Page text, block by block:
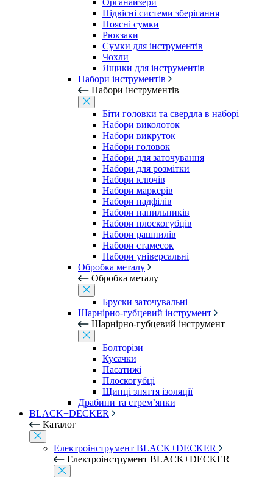
Органайзери
Підвісні системи зберігання
Поясні сумки
Рюкзаки
Сумки для інструментів
Чохли
Ящики для інструментів
Набори інструментів
Набори інструментів
Біти головки та свердла в наборі
Набори виколоток
Набори викруток
Набори головок
Набори для заточування
Набори для розмітки
Набори ключів
Набори маркерів
Набори надфілів
Набори напильників
Набори плоскогубців
Набори рашпилів
Набори стамесок
Набори універсальні
Обробка металу
Обробка металу
Бруски заточувальні
Шарнірно-губцевий інструмент
Шарнірно-губцевий інструмент
Болторізи
Кусачки
Пасатижі
Плоскогубці
Щипці зняття ізоляції
Драбини та стрем’янки
BLACK+DECKER
Каталог
Електроінструмент BLACK+DECKER
Електроінструмент BLACK+DECKER